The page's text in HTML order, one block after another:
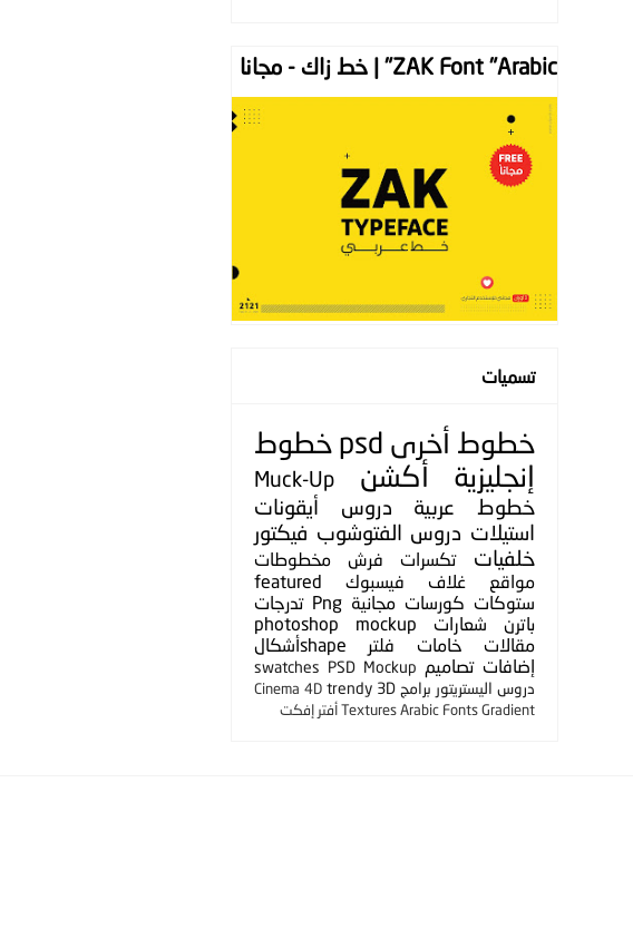
ZAK Font "Arabic" | خط زاك - مجانا
تسميات
خطوط أخرى psd خطوط
إنجليزية
أكشن
Muck-Up
خطوط عربية
دروس
أيقونات
استيلات دروس الفتوشوب فيكتور
خلفيات
تكسرات فرش
مخطوطات
مواقع
غلاف فيسبوك
featured
ستوكات كورسات مجانية Png تدرجات
باترن
شعارات
photoshop mockup
مقالات
خامات فلتر
shapeأشكال
إضافات تصاميم PSD Mockup
swatches
دروس اليستريتور برامج 3D
trendy
Cinema 4D
Gradient
Arabic Fonts
Texturesأفتر إفكت